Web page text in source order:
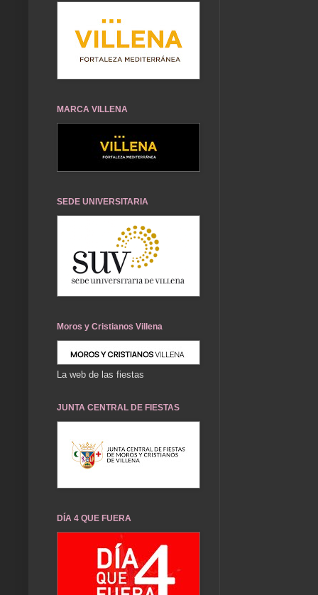
MARCA VILLENA
SEDE UNIVERSITARIA
Moros y Cristianos Villena
La web de las fiestas
JUNTA CENTRAL DE FIESTAS
DÍA 4 QUE FUERA